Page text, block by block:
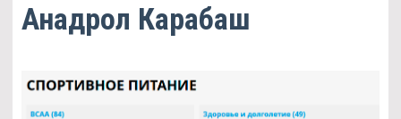
Анадрол Карабаш